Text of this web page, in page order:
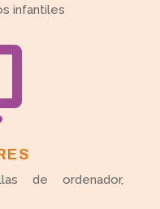
infantiles
de ordenador,